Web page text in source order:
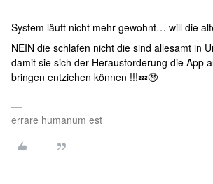
System läuft nicht mehr gewohnt… will die
NEIN die schlafen nicht die sind allesamt in
damit sie sich der Herausforderung die App
bringen entziehen können !!!💤🤑
errare humanum est